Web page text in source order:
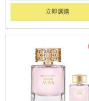
立即選購